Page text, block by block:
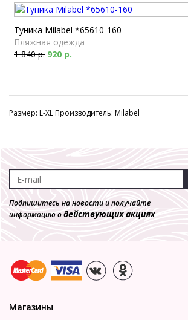
Туника Milabel *65610-160
Пляжная одежда
1 840 р. 920 р.
Размер: L-XL Производитель: Milabel
Подпишитесь на новости и получайте
информацию одействующих акциях
Магазины